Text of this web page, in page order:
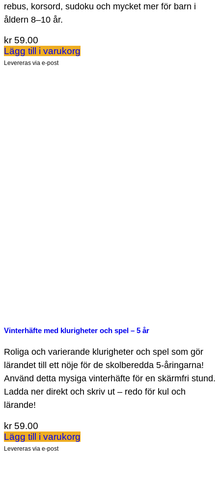
rebus, korsord, sudoku och mycket mer för barn i
åldern 8–10 år.
kr 59.00
Lägg till i varukorg
Levereras via e-post
Vinterhäfte med klurigheter och spel – 5 år
Roliga och varierande klurigheter och spel som gör
lärandet till ett nöje för de skolberedda 5-åringarna!
Använd detta mysiga vinterhäfte för en skärmfri stund.
Ladda ner direkt och skriv ut – redo för kul och
lärande!
kr 59.00
Lägg till i varukorg
Levereras via e-post